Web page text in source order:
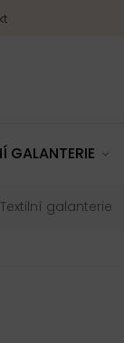
GALANTERIE
Textilní galanterie